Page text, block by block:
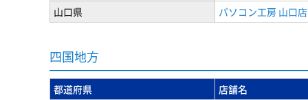
山口県
パソコン工房 山口店
四国地方
都道府県 店舗名